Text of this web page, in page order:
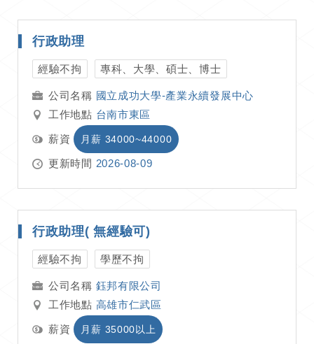
行政助理
經驗不拘 專科、大學、碩士、博士
國立成功大學-產業永續發展中心
工作地點 台南市東區
薪資 月薪 34000~44000
更新時間 2026-08-09
行政助理( 無經驗可)
經驗不拘 學歷不拘
鈺邦有限公司
工作地點 高雄市仁武區
薪資 月薪 35000以上